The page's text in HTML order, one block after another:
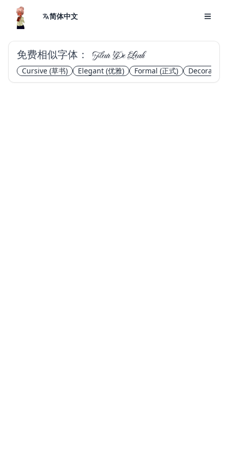
简体中文
免费相似字体： Fleur De Leah
Cursive (草书) Elegant (优雅) Formal (正式) Decorative